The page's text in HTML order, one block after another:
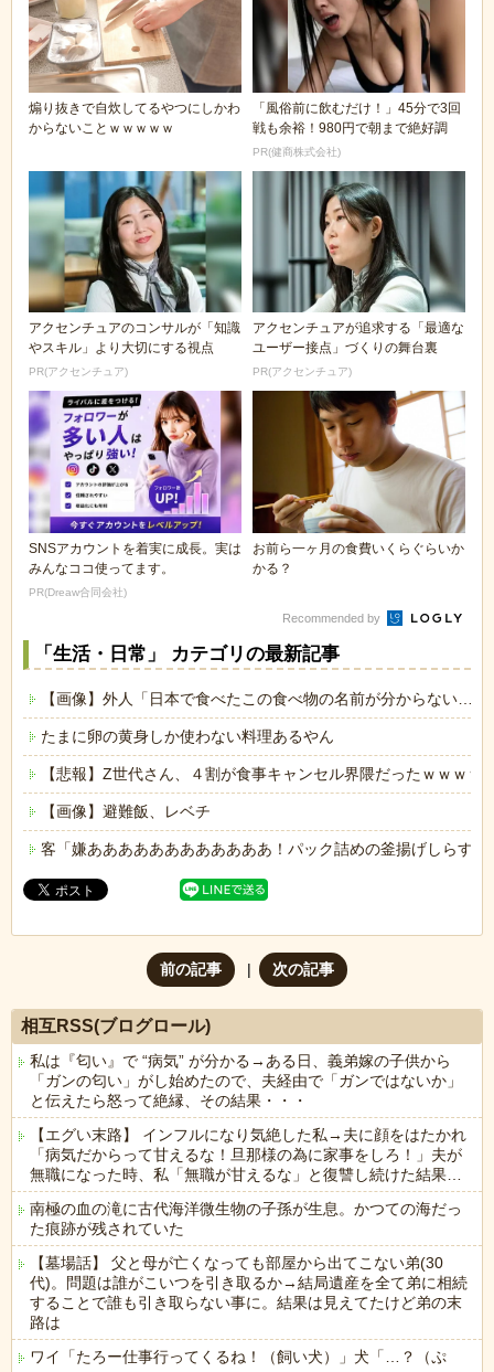
煽り抜きで自炊してるやつにしかわ
からないことｗｗｗｗｗ
「風俗前に飲むだけ！」45分で3回
戦も余裕！980円で朝まで絶好調
PR(健商株式会社)
アクセンチュアのコンサルが「知識
やスキル」より大切にする視点
PR(アクセンチュア)
アクセンチュアが追求する「最適な
ユーザー接点」づくりの舞台裏
PR(アクセンチュア)
SNSアカウントを着実に成長。実は
みんなココ使ってます。
PR(Dreaw合同会社)
お前ら一ヶ月の食費いくらぐらいか
かる？
Recommended by
「生活・日常」 カテゴリの最新記事
【画像】外人「日本で食べたこの食べ物の名前が分からない…
たまに卵の黄身しか使わない料理あるやん
【悲報】Z世代さん、４割が食事キャンセル界隈だったｗｗｗｗ
【画像】避難飯、レベチ
客「嫌ああああああああああああ！パック詰めの釜揚げしらす
前の記事 次の記事
相互RSS(ブログロール)
私は『匂い』で “病気” が分かる→ある日、義弟嫁の子供から
「ガンの匂い」がし始めたので、夫経由で「ガンではないか」
と伝えたら怒って絶縁、その結果・・・
【エグい末路】 インフルになり気絶した私→夫に顔をはたかれ
「病気だからって甘えるな！旦那様の為に家事をしろ！」夫が
無職になった時、私「無職が甘えるな」と復讐し続けた結果…
南極の血の滝に古代海洋微生物の子孫が生息。かつての海だっ
た痕跡が残されていた
【墓場話】 父と母が亡くなっても部屋から出てこない弟(30
代)。問題は誰がこいつを引き取るか→結局遺産を全て弟に相続
することで誰も引き取らない事に。結果は見えてたけど弟の末
路は
ワイ「たろー仕事行ってくるね！（飼い犬）」犬「…？（ぷ